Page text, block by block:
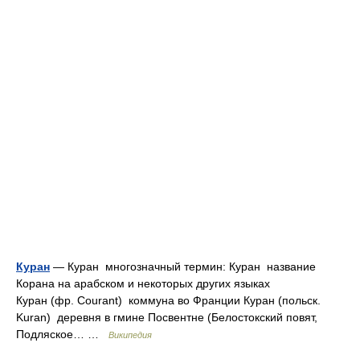
Куран — Куран многозначный термин: Куран название
Корана на арабском и некоторых других языках
Куран (фр. Courant) коммуна во Франции Куран (польск.
Kuran) деревня в гмине Посвентне (Белостокский повят,
Подляское… …
Википедия